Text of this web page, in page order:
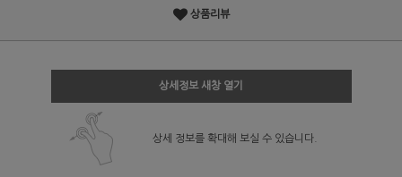
상품리뷰
상세정보 새창 열기
상세 정보를 확대해 보실 수 있습니다.